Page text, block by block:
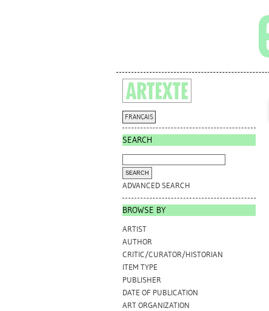
FRANÇAIS
SEARCH
ADVANCED SEARCH
BROWSE BY
ARTIST
AUTHOR
CRITIC/CURATOR/HISTORIAN
ITEM TYPE
PUBLISHER
DATE OF PUBLICATION
ART ORGANIZATION